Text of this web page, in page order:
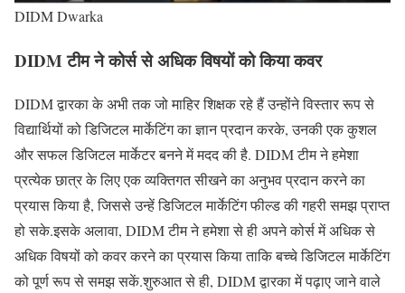
DIDM Dwarka
DIDM टीम ने कोर्स से अधिक विषयों को किया कवर
DIDM द्वारका के अभी तक जो माहिर शिक्षक रहे हैं उन्होंने विस्तार रूप से
विद्यार्थियों को डिजिटल मार्केटिंग का ज्ञान प्रदान करके, उनकी एक कुशल
और सफल डिजिटल मार्केटर बनने में मदद की है. DIDM टीम ने हमेशा
प्रत्येक छात्र के लिए एक व्यक्तिगत सीखने का अनुभव प्रदान करने का
प्रयास किया है, जिससे उन्हें डिजिटल मार्केटिंग फील्ड की गहरी समझ प्राप्त
हो सके.इसके अलावा, DIDM टीम ने हमेशा से ही अपने कोर्स में अधिक से
अधिक विषयों को कवर करने का प्रयास किया ताकि बच्चे डिजिटल मार्केटिंग
को पूर्ण रूप से समझ सकें.शुरुआत से ही, DIDM द्वारका में पढ़ाए जाने वाले